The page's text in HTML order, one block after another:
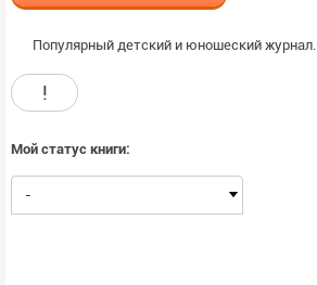
Популярный детский и юношеский журнал.
!
Мой статус книги:
-